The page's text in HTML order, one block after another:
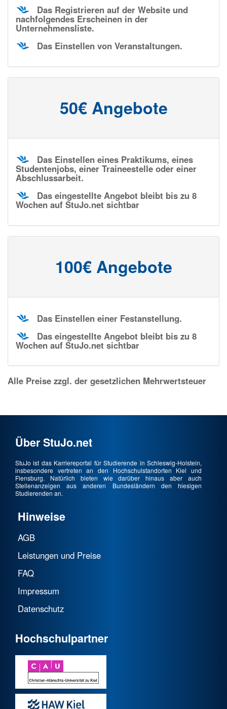
Das Registrieren auf der Website und
nachfolgendes Erscheinen in der
Unternehmensliste.
Das Einstellen von Veranstaltungen.
50€ Angebote
Das Einstellen eines Praktikums, eines
Studentenjobs, einer Traineestelle oder einer
Abschlussarbeit.
Das eingestellte Angebot bleibt bis zu 8
Wochen auf StuJo.net sichtbar
100€ Angebote
Das Einstellen einer Festanstellung.
Das eingestellte Angebot bleibt bis zu 8
Wochen auf StuJo.net sichtbar
Alle Preise zzgl. der gesetzlichen Mehrwertsteuer
Über StuJo.net
StuJo ist das Karriereportal für Studierende in Schleswig-Holstein,
insbesondere vertreten an den Hochschulstandorten Kiel und
Flensburg. Natürlich bieten wie darüber hinaus aber auch
Stellenanzeigen aus anderen Bundesländern den hiesigen
Studierenden an.
Hinweise
AGB
Leistungen und Preise
FAQ
Impressum
Datenschutz
Hochschulpartner